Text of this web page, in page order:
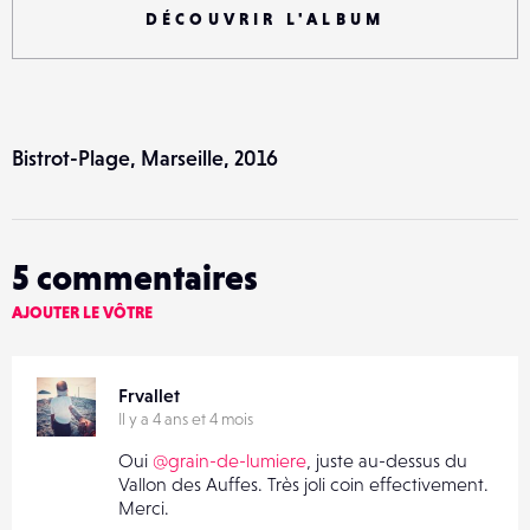
DÉCOUVRIR L'ALBUM
Bistrot-Plage, Marseille, 2016
5 commentaires
AJOUTER LE VÔTRE
Frvallet
Il y a 4 ans et 4 mois
Oui @grain-de-lumiere , juste au-dessus du
Vallon des Auffes. Très joli coin effectivement.
Merci.